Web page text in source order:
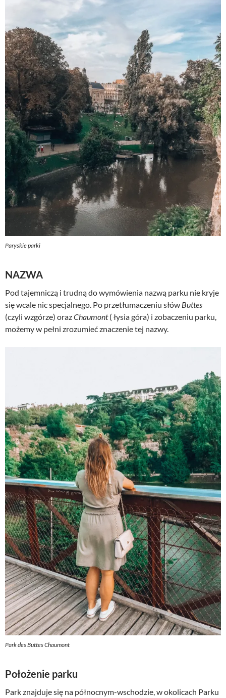
Paryskie parki
NAZWA
Pod tajemniczą i trudną do wymówienia nazwą parku nie kryje
się wcale nic specjalnego. Po przetłumaczeniu słów Buttes
(czyli wzgórze) orazChaumont( łysia góra) i zobaczeniu parku,
możemy w pełni zrozumieć znaczenie tej nazwy.
Park des Buttes Chaumont
Położenie parku
Park znajduje się na północnym-wschodzie, w okolicach Parku